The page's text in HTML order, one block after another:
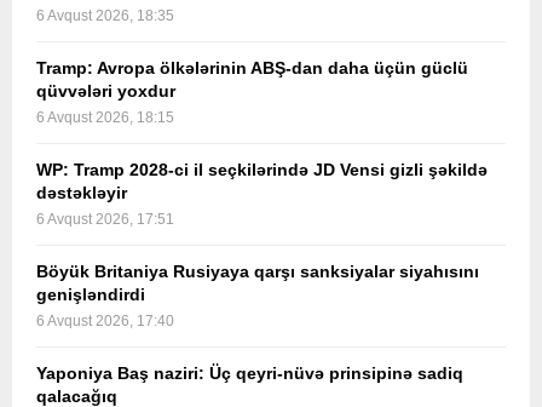
6 Avqust 2026, 18:35
Tramp: Avropa ölkələrinin ABŞ-dan daha üçün güclü
qüvvələri yoxdur
6 Avqust 2026, 18:15
WP: Tramp 2028-ci il seçkilərində JD Vensi gizli şəkildə
dəstəkləyir
6 Avqust 2026, 17:51
Böyük Britaniya Rusiyaya qarşı sanksiyalar siyahısını
genişləndirdi
6 Avqust 2026, 17:40
Yaponiya Baş naziri: Üç qeyri-nüvə prinsipinə sadiq
qalacağıq